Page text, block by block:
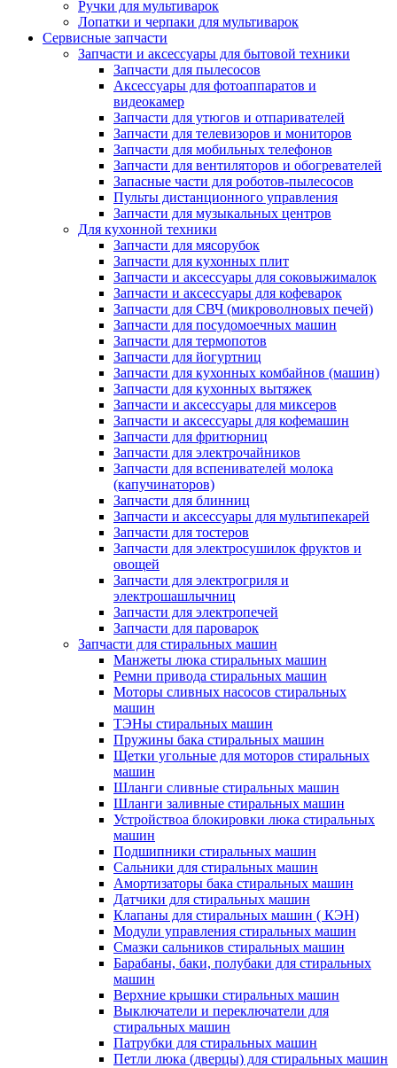
Ручки для мультиварок
Лопатки и черпаки для мультиварок
Сервисные запчасти
Запчасти и аксессуары для бытовой техники
Запчасти для пылесосов
Аксессуары для фотоаппаратов и
видеокамер
Запчасти для утюгов и отпаривателей
Запчасти для телевизоров и мониторов
Запчасти для мобильных телефонов
Запчасти для вентиляторов и обогревателей
Запасные части для роботов-пылесосов
Пульты дистанционного управления
Запчасти для музыкальных центров
Для кухонной техники
Запчасти для мясорубок
Запчасти для кухонных плит
Запчасти и аксессуары для соковыжималок
Запчасти и аксессуары для кофеварок
Запчасти для СВЧ (микроволновых печей)
Запчасти для посудомоечных машин
Запчасти для термопотов
Запчасти для йогуртниц
Запчасти для кухонных комбайнов (машин)
Запчасти для кухонных вытяжек
Запчасти и аксессуары для миксеров
Запчасти и аксессуары для кофемашин
Запчасти для фритюрниц
Запчасти для электрочайников
Запчасти для вспенивателей молока
(капучинаторов)
Запчасти для блинниц
Запчасти и аксессуары для мультипекарей
Запчасти для тостеров
Запчасти для электросушилок фруктов и
овощей
Запчасти для электрогриля и
электрошашлычниц
Запчасти для электропечей
Запчасти для пароварок
Запчасти для стиральных машин
Манжеты люка стиральных машин
Ремни привода стиральных машин
Моторы сливных насосов стиральных
машин
ТЭНы стиральных машин
Пружины бака стиральных машин
Щетки угольные для моторов стиральных
машин
Шланги сливные стиральных машин
Шланги заливные стиральных машин
Устройствоа блокировки люка стиральных
машин
Подшипники стиральных машин
Сальники для стиральных машин
Амортизаторы бака стиральных машин
Датчики для стиральных машин
Клапаны для стиральных машин ( КЭН)
Модули управления стиральных машин
Смазки сальников стиральных машин
Барабаны, баки, полубаки для стиральных
машин
Верхние крышки стиральных машин
Выключатели и переключатели для
стиральных машин
Патрубки для стиральных машин
Петли люка (дверцы) для стиральных машин